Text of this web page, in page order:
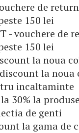
de
150 lei
- vouchere
150 lei
la noua
discount la
incaltaminte
30% la
de genti
la gama de